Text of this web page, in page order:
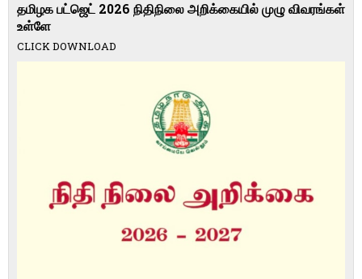
தமிழக பட்ஜெட் 2026 நிதிநிலை அறிக்கையில் முழு விவரங்கள்
உள்ளே
CLICK DOWNLOAD